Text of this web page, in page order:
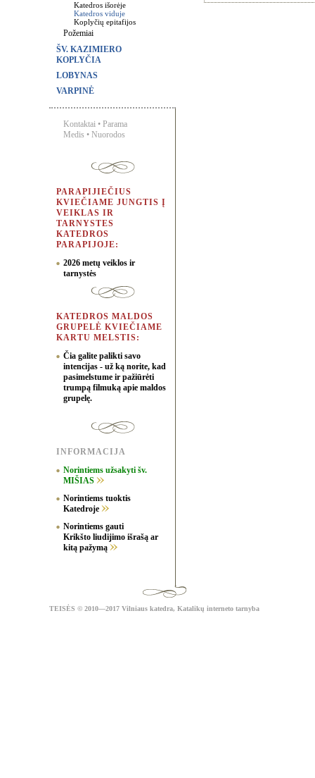
Katedros išorėje
Katedros viduje
Koplyčių epitafijos
Požemiai
ŠV. KAZIMIERO
KOPLYČIA
LOBYNAS
VARPINĖ
Kontaktai • Parama
Medis • Nuorodos
PARAPIJIEČIUS
KVIEČIAME JUNGTIS Į
VEIKLAS IR
TARNYSTES
KATEDROS
PARAPIJOJE:
2026 metų veiklos ir
tarnystės
KATEDROS MALDOS
GRUPELĖ KVIEČIAME
KARTU MELSTIS:
Čia galite palikti savo
intencijas - už ką norite, kad
pasimelstume ir pažiūrėti
trumpą filmuką apie maldos
grupelę.
INFORMACIJA
Norintiems užsakyti šv.
MIŠIAS
Norintiems tuoktis
Katedroje
Norintiems gauti
Krikšto liudijimo išrašą ar
kitą pažymą
TEISĖS © 2010—2017 Vilniaus katedra, Katalikų interneto tarnyba